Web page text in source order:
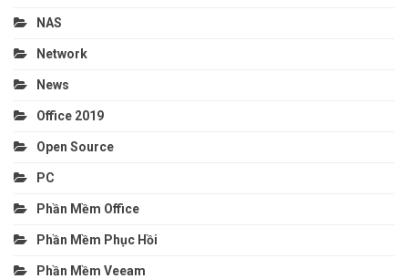
NAS
Network
News
Office 2019
Open Source
PC
Phần Mềm Office
Phần Mềm Phục Hồi
Phần Mềm Veeam